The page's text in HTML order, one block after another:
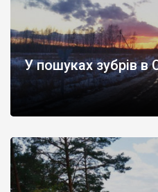
У пошуках зубрів